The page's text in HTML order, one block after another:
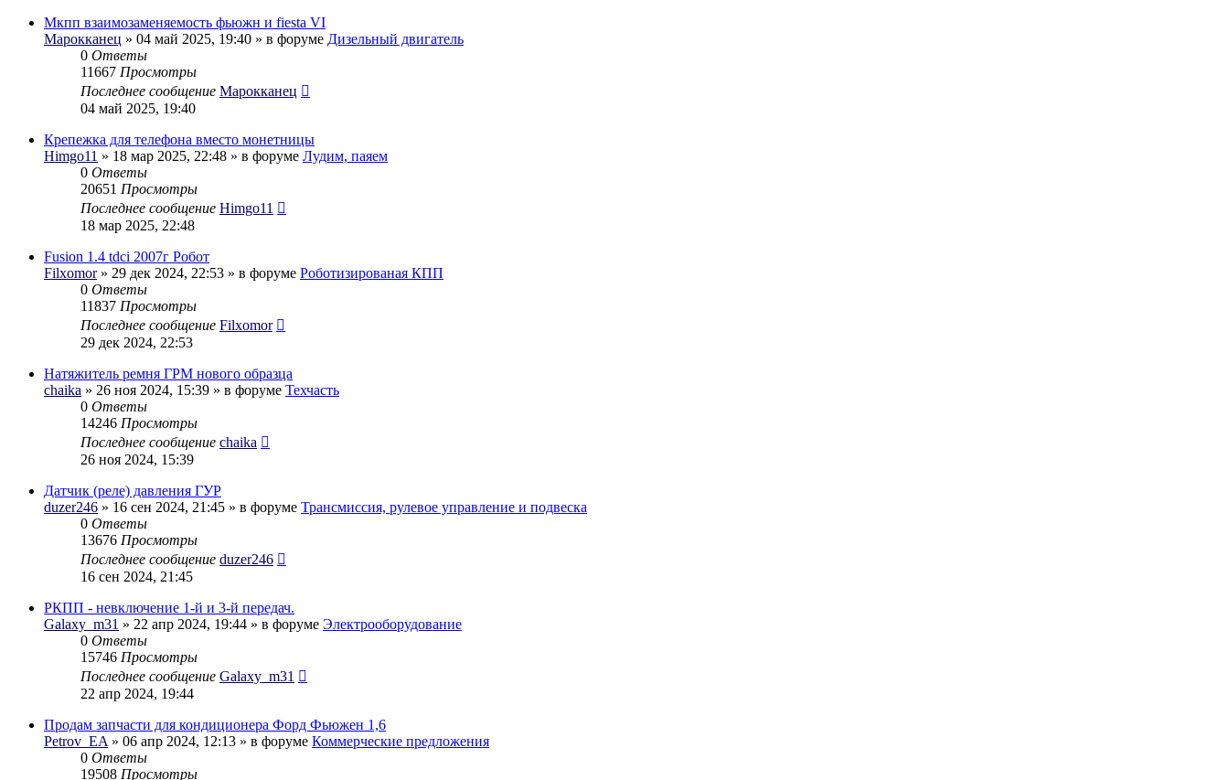
Мкпп взаимозаменяемость фьюжн и fiesta VI
Марокканец » 04 май 2025, 19:40 » в форуме Дизельный двигатель
0 Ответы
11667 Просмотры
Последнее сообщение Марокканец
04 май 2025, 19:40
Крепежка для телефона вместо монетницы
Himgo11 » 18 мар 2025, 22:48 » в форуме Лудим, паяем
0 Ответы
20651 Просмотры
Последнее сообщение Himgo11
18 мар 2025, 22:48
Fusion 1.4 tdci 2007г Робот
Filxomor» 29 дек 2024, 22:53 » в форуме Роботизированая КПП
0 Ответы
11837 Просмотры
Последнее сообщение Filxomor
29 дек 2024, 22:53
Натяжитель ремня ГРМ нового образца
chaika » 26 ноя 2024, 15:39 » в форуме Техчасть
0 Ответы
14246 Просмотры
Последнее сообщение chaika
26 ноя 2024, 15:39
Датчик (реле) давления ГУР
duzer246 » 16 сен 2024, 21:45 » в форуме Трансмиссия, рулевое управление и подвеска
0 Ответы
13676 Просмотры
Последнее сообщение duzer246
16 сен 2024, 21:45
РКПП - невключение 1-й и 3-й передач.
Galaxy_m31 » 22 апр 2024, 19:44 » в форуме Электрооборудование
0 Ответы
15746 Просмотры
Последнее сообщение Galaxy_m31
22 апр 2024, 19:44
Продам запчасти для кондиционера Форд Фьюжен 1,6
Petrov_EA » 06 апр 2024, 12:13 » в форуме Коммерческие предложения
0 Ответы
19508 Просмотры